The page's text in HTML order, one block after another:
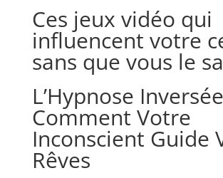
Ces jeux vidéo qui
influencent votre
sans que vous le
L’Hypnose
Comment Votre
Inconscient Guide
Rêves